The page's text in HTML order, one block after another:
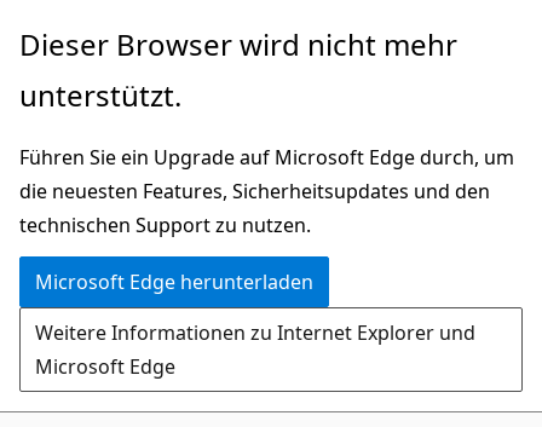
Zu
wechseln
Dieser Browser wird nicht mehr
unterstützt.
Führen Sie ein Upgrade auf Microsoft Edge durch, um
die neuesten Features, Sicherheitsupdates und den
technischen Support zu nutzen.
Microsoft Edge herunterladen
Weitere Informationen zu Internet Explorer und
Microsoft Edge